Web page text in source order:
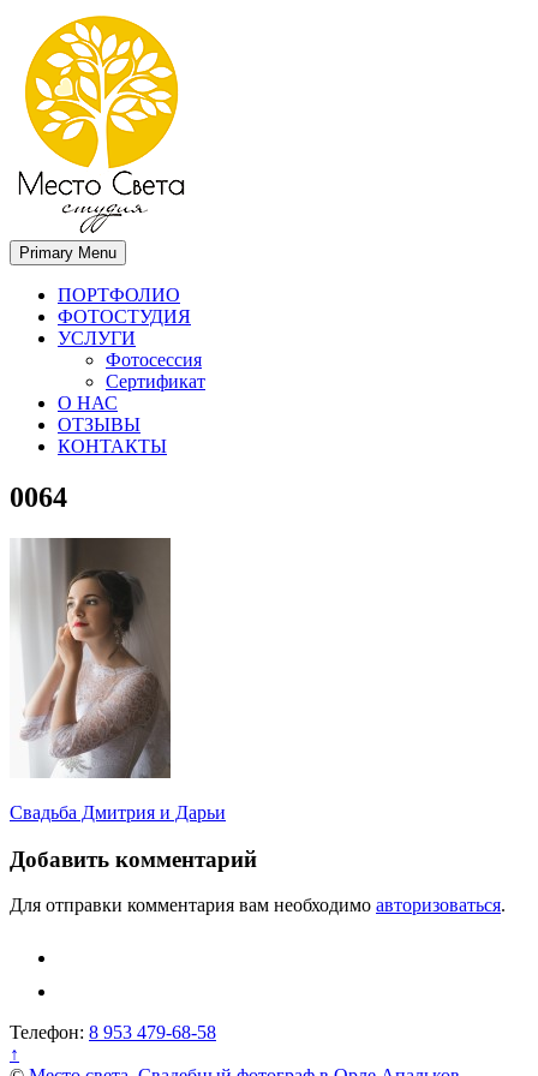
Место света. Свадебный фотограф в Орле Апальков Вячеслав
Свадебный фотограф в Орле
Primary Menu
ПОРТФОЛИО
ФОТОСТУДИЯ
УСЛУГИ
Фотосессия
Сертификат
О НАС
ОТЗЫВЫ
КОНТАКТЫ
0064
Навигация
по
записям
Свадьба Дмитрия и Дарьи
Добавить комментарий
Для отправки комментария вам необходимо авторизоваться.
Телефон: 8 953 479-68-58
↑